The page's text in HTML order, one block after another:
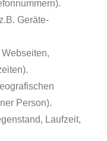
Geräte-
Person).
Laufzeit,